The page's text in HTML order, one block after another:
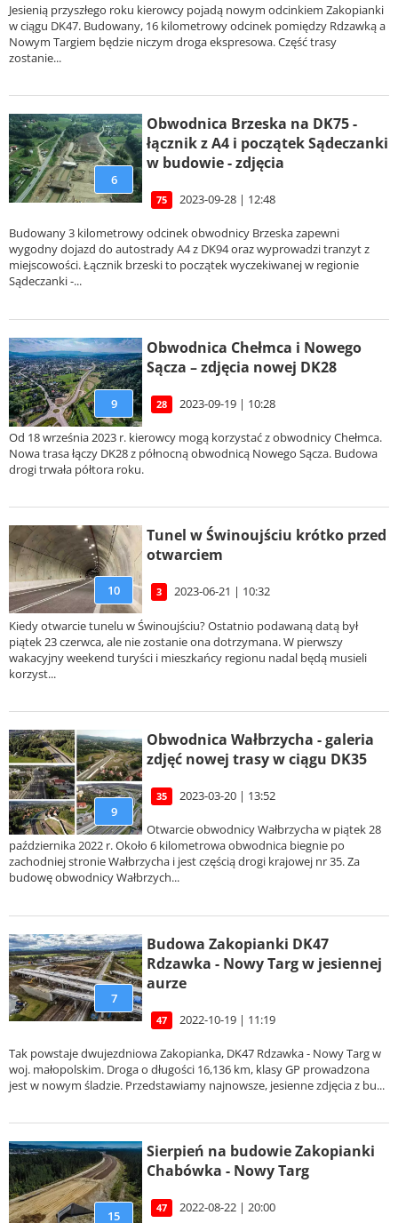
Jesienią przyszłego roku kierowcy pojadą nowym odcinkiem Zakopianki
w ciągu DK47. Budowany, 16 kilometrowy odcinek pomiędzy Rdzawką a
Nowym Targiem będzie niczym droga ekspresowa. Część trasy
zostanie...
6
Obwodnica Brzeska na DK75 -
łącznik z A4 i początek Sądeczanki
w budowie - zdjęcia
75 2023-09-28 | 12:48
Budowany 3 kilometrowy odcinek obwodnicy Brzeska zapewni
wygodny dojazd do autostrady A4 z DK94 oraz wyprowadzi tranzyt z
miejscowości. Łącznik brzeski to początek wyczekiwanej w regionie
Sądeczanki -...
9
Obwodnica Chełmca i Nowego
Sącza – zdjęcia nowej DK28
28 2023-09-19 | 10:28
Od 18 września 2023 r. kierowcy mogą korzystać z obwodnicy Chełmca.
Nowa trasa łączy DK28 z północną obwodnicą Nowego Sącza. Budowa
drogi trwała półtora roku.
10
Tunel w Świnoujściu krótko przed
otwarciem
3 2023-06-21 | 10:32
Kiedy otwarcie tunelu w Świnoujściu? Ostatnio podawaną datą był
piątek 23 czerwca, ale nie zostanie ona dotrzymana. W pierwszy
wakacyjny weekend turyści i mieszkańcy regionu nadal będą musieli
korzyst...
9
Obwodnica Wałbrzycha - galeria
zdjęć nowej trasy w ciągu DK35
35 2023-03-20 | 13:52
Otwarcie obwodnicy Wałbrzycha w piątek 28
października 2022 r. Około 6 kilometrowa obwodnica biegnie po
zachodniej stronie Wałbrzycha i jest częścią drogi krajowej nr 35. Za
budowę obwodnicy Wałbrzych...
7
Budowa Zakopianki DK47
Rdzawka - Nowy Targ w jesiennej
aurze
47 2022-10-19 | 11:19
Tak powstaje dwujezdniowa Zakopianka, DK47 Rdzawka - Nowy Targ w
woj. małopolskim. Droga o długości 16,136 km, klasy GP prowadzona
jest w nowym śladzie. Przedstawiamy najnowsze, jesienne zdjęcia z bu...
15
Sierpień na budowie Zakopianki
Chabówka - Nowy Targ
47 2022-08-22 | 20:00